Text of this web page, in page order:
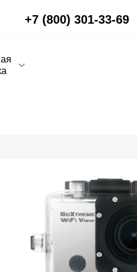
+7 (800) 301-33-69